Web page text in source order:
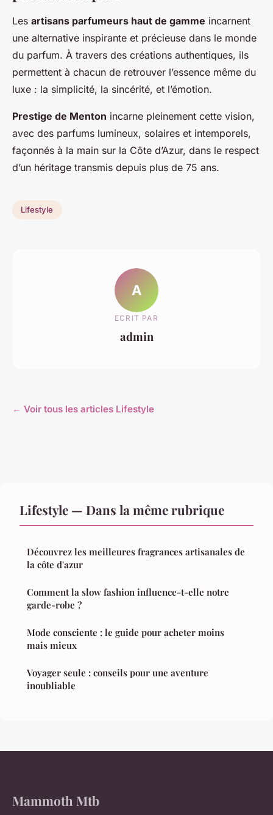
Les artisans parfumeurs haut de gamme incarnent
une alternative inspirante et précieuse dans le monde
du parfum. À travers des créations authentiques, ils
permettent à chacun de retrouver l’essence même du
luxe : la simplicité, la sincérité, et l’émotion.
Prestige de Menton incarne pleinement cette vision,
avec des parfums lumineux, solaires et intemporels,
façonnés à la main sur la Côte d’Azur, dans le respect
d’un héritage transmis depuis plus de 75 ans.
Lifestyle
A
ECRIT PAR
admin
← Voir tous les articles Lifestyle
Lifestyle — Dans la même rubrique
Découvrez les meilleures fragrances artisanales de
la côte d'azur
Comment la slow fashion influence-t-elle notre
garde-robe ?
Mode consciente : le guide pour acheter moins
mais mieux
Voyager seule : conseils pour une aventure
inoubliable
Mammoth Mtb